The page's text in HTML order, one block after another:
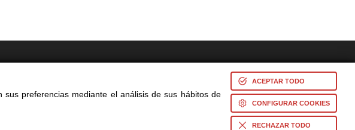
Reserved
preferencias mediante el análisis de sus hábitos de
ACEPTAR TODO
CONFIGURAR COOKIES
RECHAZAR TODO